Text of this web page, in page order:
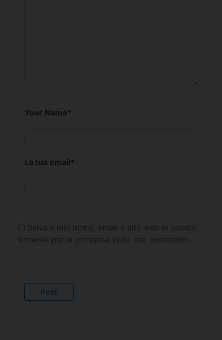
Your Name*
La tua email*
Salva il mio nome, email e sito web in questo
browser per la prossima volta che commento.